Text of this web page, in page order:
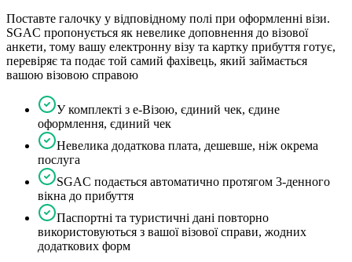
Поставте галочку у відповідному полі при оформленні візи.
SGAC пропонується як невелике доповнення до візової
анкети, тому вашу електронну візу та картку прибуття готує,
перевіряє та подає той самий фахівець, який займається
вашою візовою справою
У комплекті з е-Візою, єдиний чек, єдине
оформлення, єдиний чек
Невелика додаткова плата, дешевше, ніж окрема
послуга
SGAC подається автоматично протягом 3-денного
вікна до прибуття
Паспортні та туристичні дані повторно
використовуються з вашої візової справи, жодних
додаткових форм